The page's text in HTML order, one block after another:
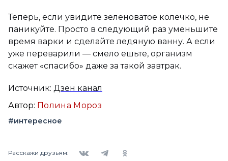
Теперь, если увидите зеленоватое колечко, не
паникуйте. Просто в следующий раз уменьшите
время варки и сделайте ледяную ванну. А если
уже переварили — смело ешьте, организм
скажет «спасибо» даже за такой завтрак.
Источник: Дзен канал
Автор: Полина Мороз
#интересное
Расскажи друзьям: